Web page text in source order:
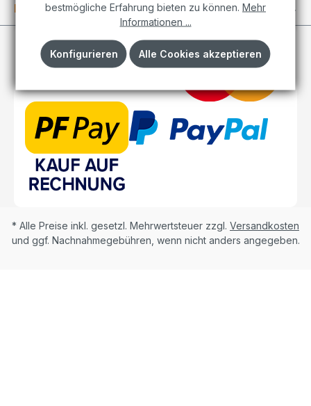
Kundenkonto
* Alle Preise inkl. gesetzl. Mehrwertsteuer zzgl. Versandkosten
und ggf. Nachnahmegebühren, wenn nicht anders angegeben.
bestmögliche Erfahrung bieten zu können. Mehr
Informationen ...
Konfigurieren Alle Cookies akzeptieren